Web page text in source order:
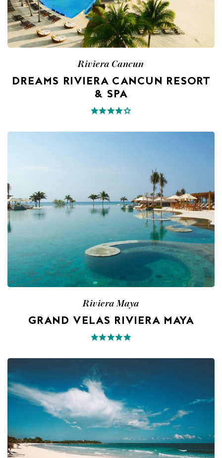
Riviera Cancun
DREAMS RIVIERA CANCUN RESORT
& SPA
Riviera Maya
GRAND VELAS RIVIERA MAYA